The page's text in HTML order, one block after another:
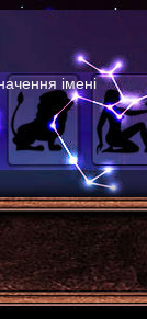
імені